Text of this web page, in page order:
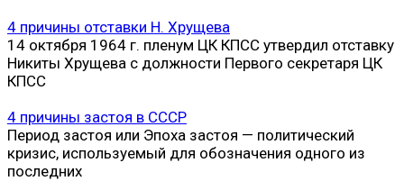
4 причины отставки Н. Хрущева
14 октября 1964 г. пленум ЦК КПСС утвердил отставку
Никиты Хрущева с должности Первого секретаря ЦК
КПСС
4 причины застоя в СССР
Период застоя или Эпоха застоя — политический
кризис, используемый для обозначения одного из
последних